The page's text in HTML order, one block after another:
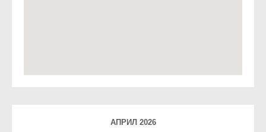
АПРИЛ 2026